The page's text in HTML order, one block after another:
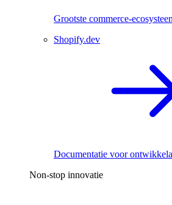
Grootste commerce-
Shopify.dev
Documentatie voor
Non-stop innovatie